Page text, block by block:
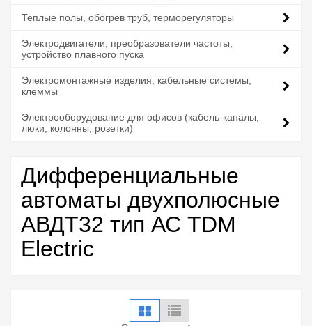
Теплые полы, обогрев труб, терморегуляторы
Электродвигатели, преобразователи частоты,
устройство плавного пуска
Электромонтажные изделия, кабельные системы,
клеммы
Электрооборудование для офисов (кабель-каналы,
люки, колонны, розетки)
Дифференциальные
автоматы двухполюсные
АВДТ32 тип АС TDM
Electric